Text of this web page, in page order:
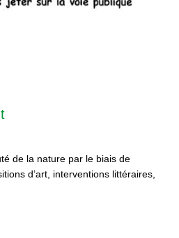
de la nature par le biais de
d’art, interventions littéraires,